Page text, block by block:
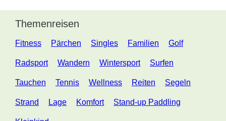
Themenreisen
Fitness Pärchen Singles Familien Golf
Radsport Wandern Wintersport Surfen
Tauchen Tennis Wellness Reiten Segeln
Strand Lage Komfort Stand-up Paddling